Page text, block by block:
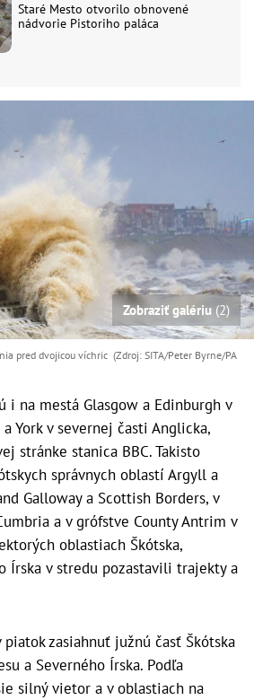
Staré Mesto otvorilo obnovené
nádvorie Pistoriho paláca
Zobraziť galériu (2)
pred dvojicou víchric (Zdroj: SITA/Peter Byrne/PA
i na mestá Glasgow a Edinburgh v
York v severnej časti Anglicka,
stránke stanica BBC. Takisto
správnych oblastí Argyll a
Galloway a Scottish Borders, v
a v grófstve County Antrim v
oblastiach Škótska,
Írska v stredu pozastavili trajekty a
zasiahnuť južnú časť Škótska
a Severného Írska. Podľa
silný vietor a v oblastiach na